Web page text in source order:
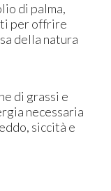
di palma,
per offrire
della natura
di grassi e
necessaria
siccità e